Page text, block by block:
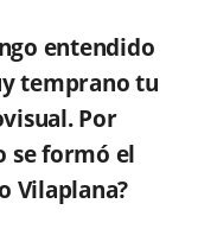
entendido
temprano tu
Por
se formó el
Vilaplana?